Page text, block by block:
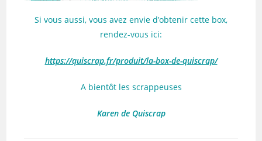
Si vous aussi, vous avez envie d’obtenir cette box,
rendez-vous ici:
https://quiscrap.fr/produit/la-box-de-quiscrap/
A bientôt les scrappeuses
Karen de Quiscrap